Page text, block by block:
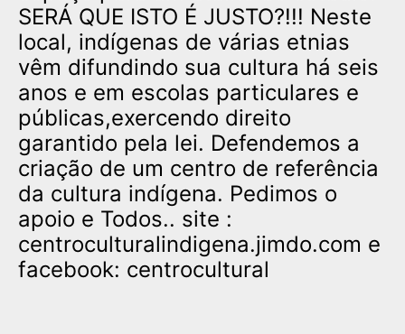
SERÁ QUE ISTO É JUSTO?!!! Neste
local, indígenas de várias etnias
vêm difundindo sua cultura há seis
anos e em escolas particulares e
públicas,exercendo direito
garantido pela lei. Defendemos a
criação de um centro de referência
da cultura indígena. Pedimos o
apoio e Todos.. site :
centroculturalindigena.jimdo.com e
facebook: centrocultural